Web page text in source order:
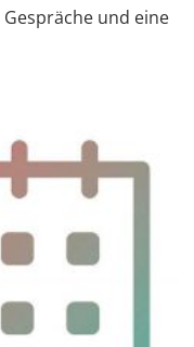
und eine